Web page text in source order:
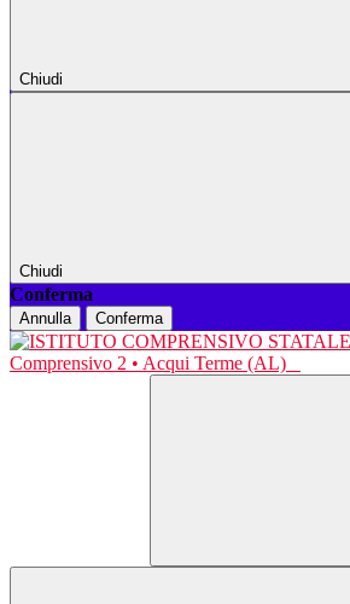
Chiudi
Chiudi
Conferma
Annulla Conferma
Comprensivo 2 • Acqui Terme (AL)